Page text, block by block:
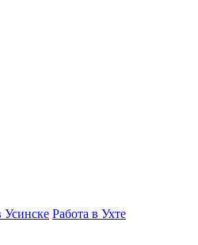
Усинске Работа в Ухте